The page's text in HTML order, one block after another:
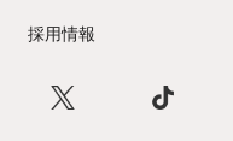
採用情報